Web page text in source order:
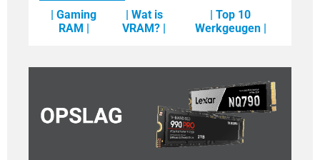
| Gaming
RAM |
| Wat is
VRAM? |
| Top 10
Werkgeugen |